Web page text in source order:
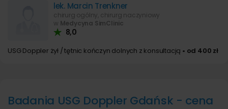
lek. Marcin Trenkner
chirurg ogólny, chirurg naczyniowy
w Medycyna SimClinic
8,0
USG Doppler żył / tętnic kończyn dolnych z konsultacją • od 400 zł
Badania USG Doppler Gdańsk - cena